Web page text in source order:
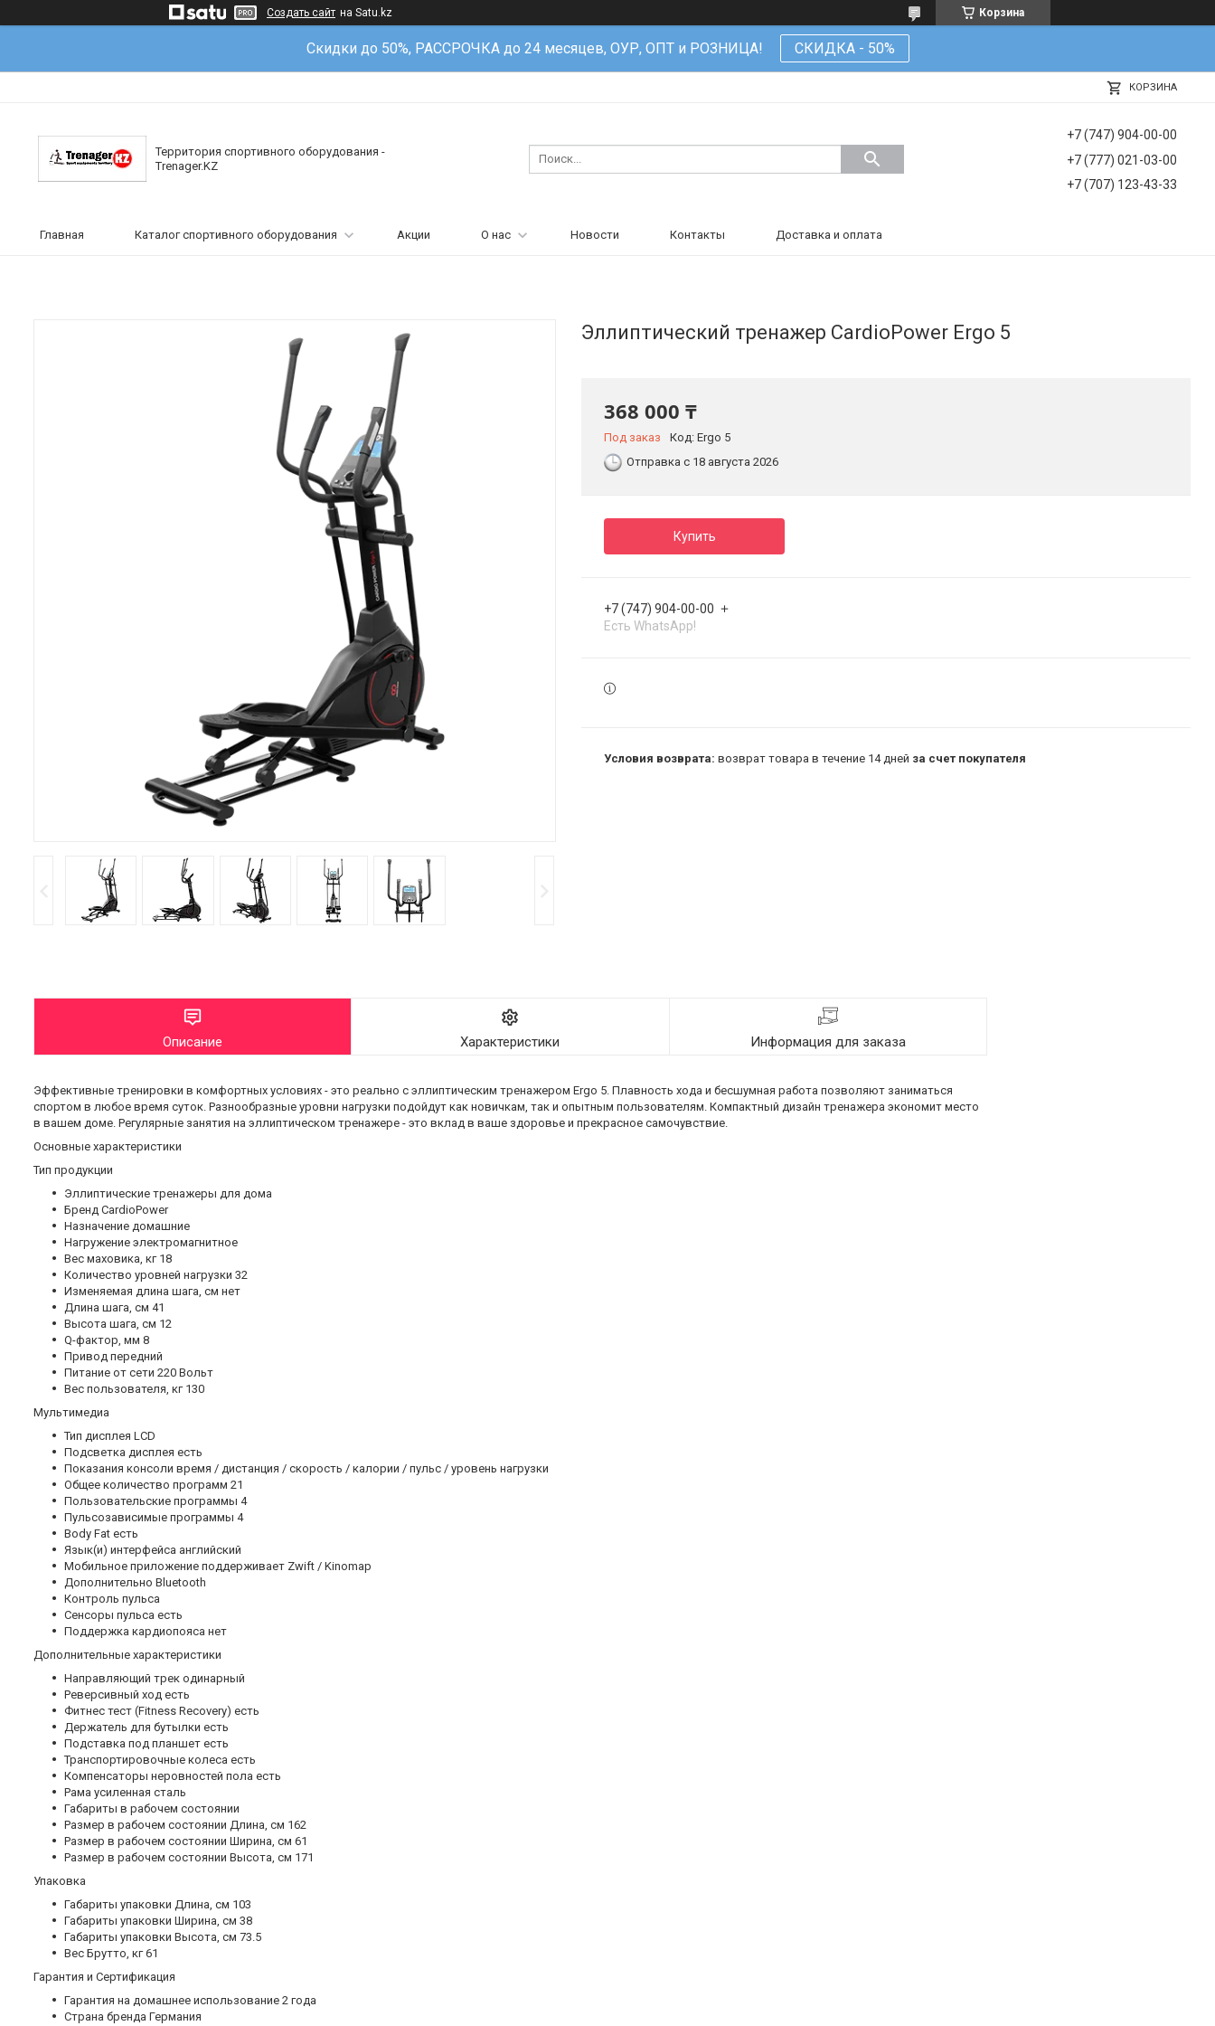
Создать сайт на Satu.kz Корзина
Скидки до 50%, РАССРОЧКА до 24 месяцев, ОУР, ОПТ и РОЗНИЦА! СКИДКА - 50%
КОРЗИНА
Территория спортивного оборудования -
Trenager.KZ
+7 (747) 904-00-00
+7 (777) 021-03-00
+7 (707) 123-43-33
Главная Каталог спортивного оборудования Акции О нас Новости Контакты Доставка и оплата
Эллиптический тренажер CardioPower Ergo 5
368 000 ₸
Под заказ Код: Ergo 5
Отправка с 18 августа 2026
Купить
+7 (747) 904-00-00
Есть WhatsApp!
возврат товара в течение 14 дней за счет покупателя
Описание Характеристики Информация для заказа
Эффективные тренировки в комфортных условиях - это реально с эллиптическим тренажером Ergo 5. Плавность хода и бесшумная работа позволяют заниматься
спортом в любое время суток. Разнообразные уровни нагрузки подойдут как новичкам, так и опытным пользователям. Компактный дизайн тренажера экономит место
в вашем доме. Регулярные занятия на эллиптическом тренажере - это вклад в ваше здоровье и прекрасное самочувствие.
Основные xарактеристики
Тип продукции
Эллиптические тренажеры для дома
Бренд CardioPower
Назначение домашние
Нагружение электромагнитное
Вес маховика, кг 18
Количество уровней нагрузки 32
Изменяемая длина шага, см нет
Длина шага, см 41
Высота шага, см 12
Q-фактор, мм 8
Привод передний
Питание от сети 220 Вольт
Вес пользователя, кг 130
Мультимедиа
Тип дисплея LCD
Подсветка дисплея есть
Показания консоли время / дистанция / скорость / калории / пульс / уровень нагрузки
Общее количество программ 21
Пользовательские программы 4
Пульсозависимые программы 4
Body Fat есть
Язык(и) интерфейса английский
Мобильное приложение поддерживает Zwift / Kinomap
Дополнительно Bluetooth
Контроль пульса
Сенсоры пульса есть
Поддержка кардиопояса нет
Дополнительные xарактеристики
Направляющий трек одинарный
Реверсивный ход есть
Фитнес тест (Fitness Recovery) есть
Держатель для бутылки есть
Подставка под планшет есть
Транспортировочные колеса есть
Компенсаторы неровностей пола есть
Рама усиленная сталь
Габариты в рабочем состоянии
Размер в рабочем состоянии Длина, см 162
Размер в рабочем состоянии Ширина, см 61
Размер в рабочем состоянии Высота, см 171
Упаковка
Габариты упаковки Длина, см 103
Габариты упаковки Ширина, см 38
Габариты упаковки Высота, см 73.5
Вес Брутто, кг 61
Гарантия и Сертификация
Гарантия на домашнее использование 2 года
Страна бренда Германия